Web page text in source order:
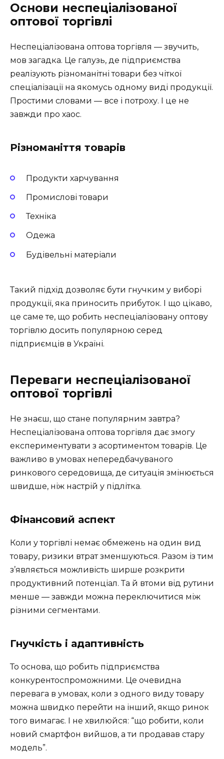
Основи неспеціалізованої
оптової торгівлі
Неспеціалізована оптова торгівля — звучить,
мов загадка. Це галузь, де підприємства
реалізують різноманітні товари без чіткої
спеціалізації на якомусь одному виді продукції.
Простими словами — все і потроху. І це не
завжди про хаос.
Різноманіття товарів
Продукти харчування
Промислові товари
Техніка
Одежа
Будівельні матеріали
Такий підхід дозволяє бути гнучким у виборі
продукції, яка приносить прибуток. І що цікаво,
це саме те, що робить неспеціалізовану оптову
торгівлю досить популярною серед
підприємців в Україні.
Переваги неспеціалізованої
оптової торгівлі
Не знаєш, що стане популярним завтра?
Неспеціалізована оптова торгівля дає змогу
експериментувати з асортиментом товарів. Це
важливо в умовах непередбачуваного
ринкового середовища, де ситуація змінюється
швидше, ніж настрій у підлітка.
Фінансовий аспект
Коли у торгівлі немає обмежень на один вид
товару, ризики втрат зменшуються. Разом із тим
з’являється можливість ширше розкрити
продуктивний потенціал. Та й втоми від рутини
менше — завжди можна переключитися між
різними сегментами.
Гнучкість і адаптивність
То основа, що робить підприємства
конкурентоспроможними. Це очевидна
перевага в умовах, коли з одного виду товару
можна швидко перейти на інший, якщо ринок
того вимагає. І не хвилюйся: “що робити, коли
новий смартфон вийшов, а ти продавав стару
модель”.